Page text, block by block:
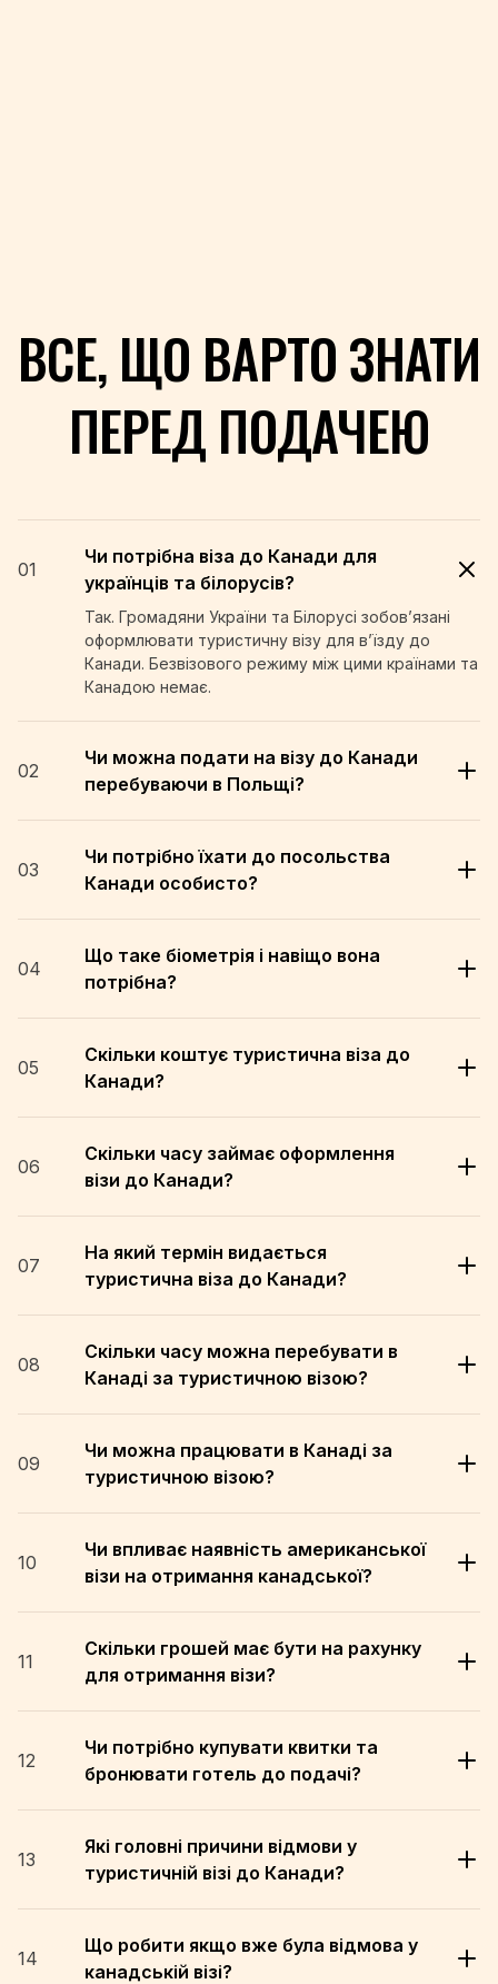
ВСЕ, ЩО ВАРТО ЗНАТИ
ПЕРЕД ПОДАЧЕЮ
01
Чи потрібна віза до Канади для
українців та білорусів?
Так. Громадяни України та Білорусі зобов’язані
оформлювати туристичну візу для в’їзду до
Канади. Безвізового режиму між цими країнами та
Канадою немає.
02
Чи можна подати на візу до Канади
перебуваючи в Польщі?
03
Чи потрібно їхати до посольства
Канади особисто?
04
Що таке біометрія і навіщо вона
потрібна?
05
Скільки коштує туристична віза до
Канади?
06
Скільки часу займає оформлення
візи до Канади?
07
На який термін видається
туристична віза до Канади?
08
Скільки часу можна перебувати в
Канаді за туристичною візою?
09
Чи можна працювати в Канаді за
туристичною візою?
10
Чи впливає наявність американської
візи на отримання канадської?
11
Скільки грошей має бути на рахунку
для отримання візи?
12
Чи потрібно купувати квитки та
бронювати готель до подачі?
13
Які головні причини відмови у
туристичній візі до Канади?
14
Що робити якщо вже була відмова у
канадській візі?